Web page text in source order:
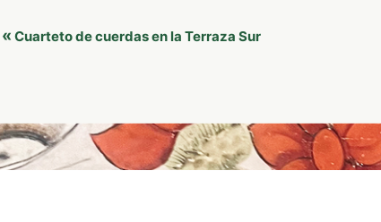
Navegación
Evento
« Cuarteto de cuerdas en la Terraza Sur